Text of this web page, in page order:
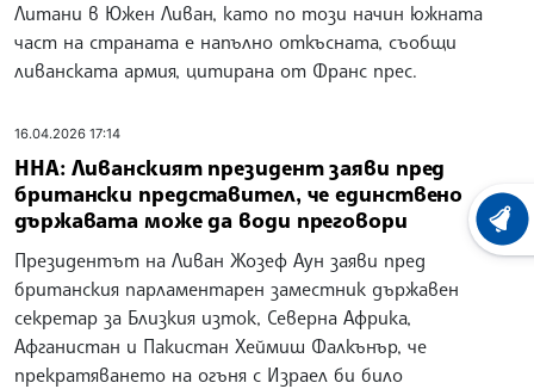
Литани в Южен Ливан, като по този начин южната
част на страната е напълно откъсната, съобщи
ливанската армия, цитирана от Франс прес.
16.04.2026 17:14
ННА: Ливанският президент заяви пред
британски представител, че единствено
държавата може да води преговори
Президентът на Ливан Жозеф Аун заяви пред
британския парламентарен заместник държавен
секретар за Близкия изток, Северна Африка,
Афганистан и Пакистан Хеймиш Фалкънър, че
прекратяването на огъня с Израел би било